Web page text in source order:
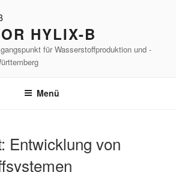
HYLIX-B
für Wasserstoffproduktion und -
Menü
Entwicklung von